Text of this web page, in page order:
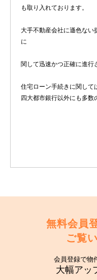
も取り入れております。
大手不動産会社に遜色ない
に
関して迅速かつ正確に進行
住宅ローン手続きに関して
四大都市銀行以外にも多数
無料会員
ご覧
会員登録で物
大幅アッ